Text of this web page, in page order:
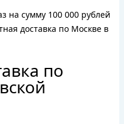
на сумму 100 000 рублей
доставка по Москве в
по